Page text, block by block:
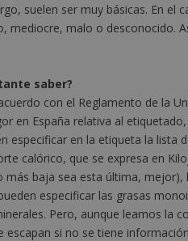
suelen ser muy básicas. En
mediocre, malo o desconocido.
saber?
con el Reglamento de la
en España relativa al
especificar en la etiqueta la lista
calórico, que se expresa en
más baja sea esta última,
especificar las grasas
Pero, aunque leamos la
escapan si no se tiene